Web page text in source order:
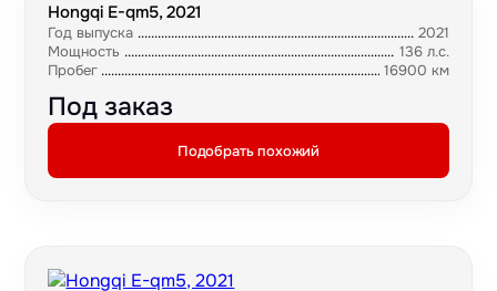
Hongqi E-qm5, 2021
Год выпуска
2021
Мощность
136 л.с.
Пробег
16900 км
Под заказ
Подобрать похожий